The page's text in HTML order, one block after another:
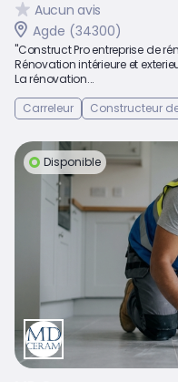
Aucun avis
Agde (34300)
"Construct Pro entreprise de
Rénovation intérieure et
La rénovation...
Carreleur
Constructeur
Disponible